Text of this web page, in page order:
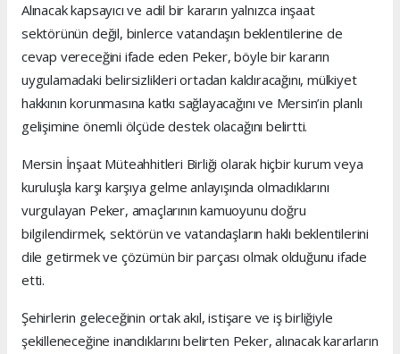
Alınacak kapsayıcı ve adil bir kararın yalnızca inşaat
sektörünün değil, binlerce vatandaşın beklentilerine de
cevap vereceğini ifade eden Peker, böyle bir kararın
uygulamadaki belirsizlikleri ortadan kaldıracağını, mülkiyet
hakkının korunmasına katkı sağlayacağını ve Mersin’in planlı
gelişimine önemli ölçüde destek olacağını belirtti.
Mersin İnşaat Müteahhitleri Birliği olarak hiçbir kurum veya
kuruluşla karşı karşıya gelme anlayışında olmadıklarını
vurgulayan Peker, amaçlarının kamuoyunu doğru
bilgilendirmek, sektörün ve vatandaşların haklı beklentilerini
dile getirmek ve çözümün bir parçası olmak olduğunu ifade
etti.
Şehirlerin geleceğinin ortak akıl, istişare ve iş birliğiyle
şekilleneceğine inandıklarını belirten Peker, alınacak kararların